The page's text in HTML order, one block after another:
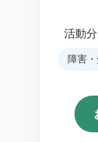
活動分
障害